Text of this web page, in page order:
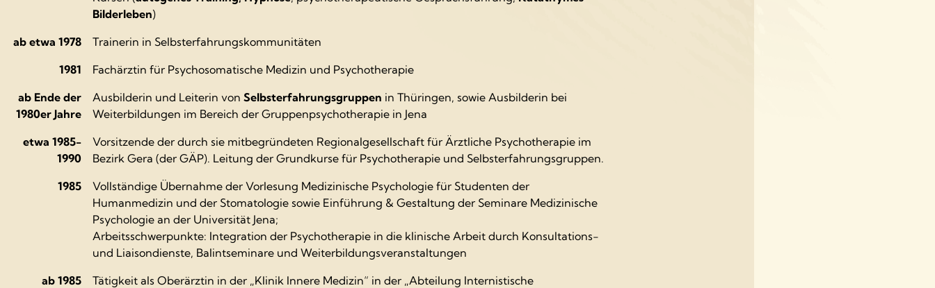
Bilderleben)
ab etwa 1978
Trainerin in Selbsterfahrungskommunitäten
1981
Fachärztin für Psychosomatische Medizin und Psychotherapie
ab Ende der
1980er Jahre
Ausbilderin und Leiterin von Selbsterfahrungsgruppen in Thüringen, sowie Ausbilderin bei
Weiterbildungen im Bereich der Gruppenpsychotherapie in Jena
etwa 1985-
1990
Vorsitzende der durch sie mitbegründeten Regionalgesellschaft für Ärztliche Psychotherapie im
Bezirk Gera (der GÄP). Leitung der Grundkurse für Psychotherapie und Selbsterfahrungsgruppen.
1985
Vollständige Übernahme der Vorlesung Medizinische Psychologie für Studenten der
Humanmedizin und der Stomatologie sowie Einführung & Gestaltung der Seminare Medizinische
Psychologie an der Universität Jena;
Arbeitsschwerpunkte: Integration der Psychotherapie in die klinische Arbeit durch Konsultations-
und Liaisondienste, Balintseminare und Weiterbildungsveranstaltungen
ab 1985
Tätigkeit als Oberärztin in der „Klinik Innere Medizin“ in der „Abteilung Internistische